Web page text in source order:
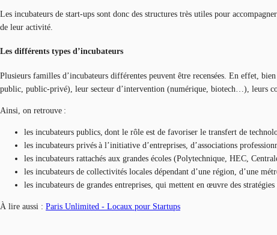
Les incubateurs de start-ups sont donc des structures très utiles pour
de leur activité.
Les différents types d’incubateurs
Plusieurs familles d’incubateurs différentes peuvent être recensées. En effet,
public, public-privé), leur secteur d’intervention (numérique, biotech…), leurs
Ainsi, on retrouve :
les incubateurs publics, dont le rôle est de favoriser le transfert de
les incubateurs privés à l’initiative d’entreprises, d’associations
les incubateurs rattachés aux grandes écoles (Polytechnique, HEC,
les incubateurs de collectivités locales dépendant d’une région, d’une
les incubateurs de grandes entreprises, qui mettent en œuvre des
À lire aussi : Paris Unlimited - Locaux pour Startups